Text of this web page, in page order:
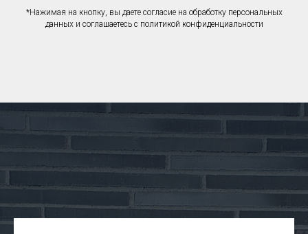
*Нажимая на кнопку, вы даете согласие на обработку персональных
данных и соглашаетесь c политикой конфиденциальности